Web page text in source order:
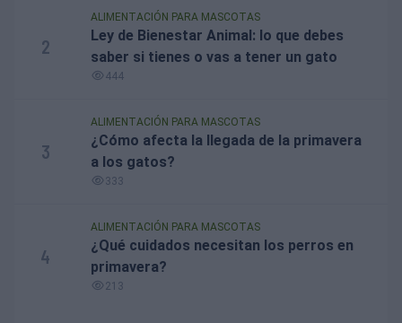
2
ALIMENTACIÓN PARA MASCOTAS
Ley de Bienestar Animal: lo que debes
saber si tienes o vas a tener un gato
444
3
ALIMENTACIÓN PARA MASCOTAS
¿Cómo afecta la llegada de la primavera
a los gatos?
333
4
ALIMENTACIÓN PARA MASCOTAS
¿Qué cuidados necesitan los perros en
primavera?
213